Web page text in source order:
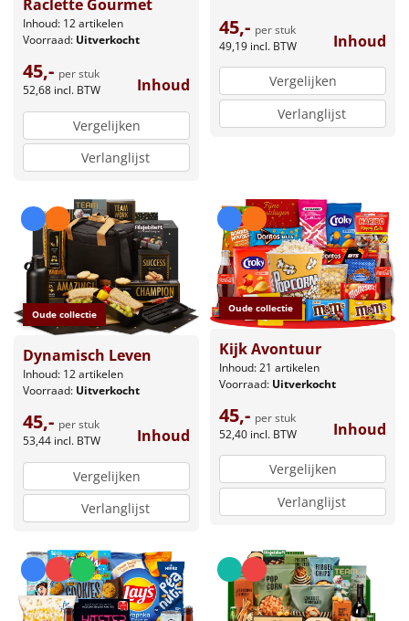
Raclette Gourmet
Inhoud: 12 artikelen
Voorraad: Uitverkocht
45,- per stuk
52,68 incl. BTW Inhoud
Vergelijken
Verlanglijst
45,- per stuk
49,19 incl. BTW Inhoud
Vergelijken
Verlanglijst
Oude collectie
Dynamisch Leven
Inhoud: 12 artikelen
Voorraad: Uitverkocht
45,- per stuk
53,44 incl. BTW Inhoud
Vergelijken
Verlanglijst
Oude collectie
Kijk Avontuur
Inhoud: 21 artikelen
Voorraad: Uitverkocht
45,- per stuk
52,40 incl. BTW Inhoud
Vergelijken
Verlanglijst